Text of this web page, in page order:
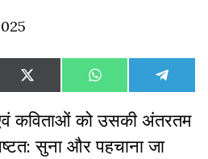
Share
on
X
(Twitter)
Share
on
WhatsAppShare
on
कविताओं को उसकी अंतरतम
सुना और पहचाना जा